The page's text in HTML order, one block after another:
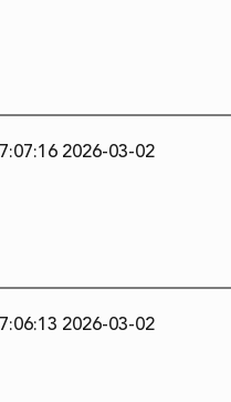
2026-03-02 17:07:16
2026-03-02 17:06:13